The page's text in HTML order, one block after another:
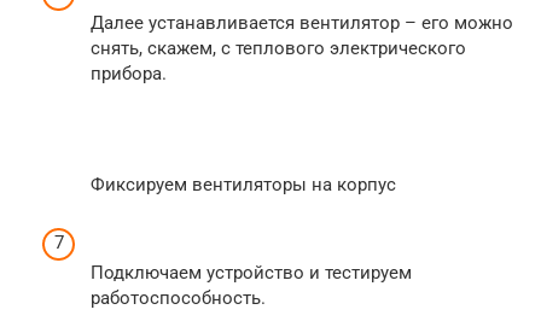
Далее устанавливается вентилятор – его можно
снять, скажем, с теплового электрического
прибора.
Фиксируем вентиляторы на корпус
Подключаем устройство и тестируем
работоспособность.